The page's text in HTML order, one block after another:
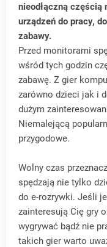
nieodłączną
urządzeń do pracy,
zabawy.
Przed monitorami
wśród tych godzin
zabawę. Z gier
zarówno dzieci jak i
dużym
Niemalejącą
przygodowe.
Wolny czas
spędzają nie tylko
do e-rozrywki. Jeśli
zainteresują Cię gry
wygrywać bądź nie
takich gier warto